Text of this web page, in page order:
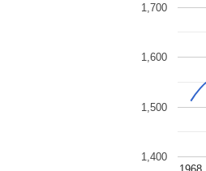
1,400
1,500
1,600
1,700